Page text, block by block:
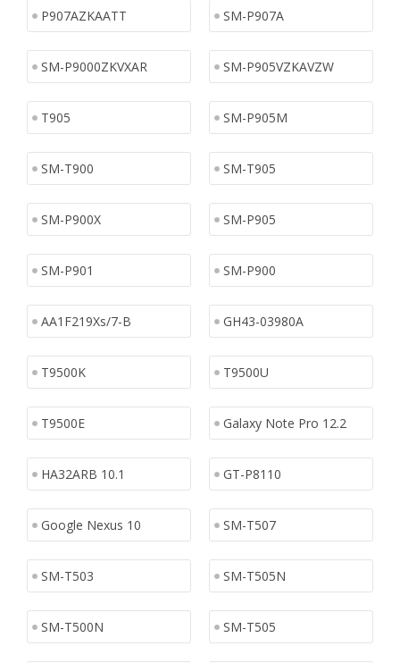
P907AZKAATT SM-P907A
SM-P9000ZKVXAR SM-P905VZKAVZW
T905 SM-P905M
SM-T900 SM-T905
SM-P900X SM-P905
SM-P901 SM-P900
AA1F219Xs/7-B GH43-03980A
T9500K T9500U
T9500E Galaxy Note Pro 12.2
HA32ARB 10.1 GT-P8110
Google Nexus 10 SM-T507
SM-T503 SM-T505N
SM-T500N SM-T505